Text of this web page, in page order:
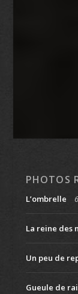
PHOTOS
L’ombrelle
La reine des
Un peu de
Gueule de